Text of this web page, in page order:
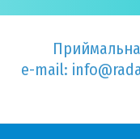
e-mail: